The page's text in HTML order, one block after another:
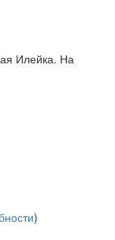
Илейка. На
)